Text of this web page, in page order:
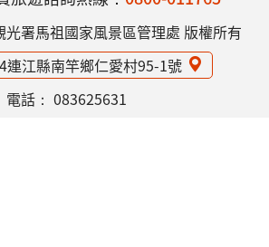
光署馬祖國家風景區管理處 版權所有
連江縣南竿鄉仁愛村95-1號
電話： 083625631